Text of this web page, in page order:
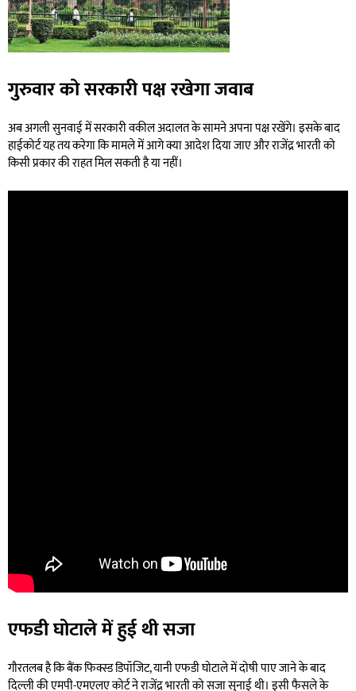
गुरुवार को सरकारी पक्ष रखेगा जवाब
अब अगली सुनवाई में सरकारी वकील अदालत के सामने अपना पक्ष रखेंगे। इसके बाद
हाईकोर्ट यह तय करेगा कि मामले में आगे क्या आदेश दिया जाए और राजेंद्र भारती को
किसी प्रकार की राहत मिल सकती है या नहीं।
एफडी घोटाले में हुई थी सजा
गौरतलब है कि बैंक फिक्स्ड डिपॉजिट, यानी एफडी घोटाले में दोषी पाए जाने के बाद
दिल्ली की एमपी-एमएलए कोर्ट ने राजेंद्र भारती को सजा सुनाई थी। इसी फैसले के